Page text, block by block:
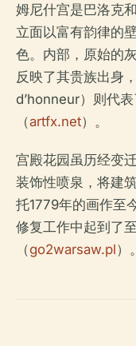
姆尼什宫是巴洛克
立面以富有韵律的
色。内部，原始的
反映了其贵族出身
d’honneur）则代
（artfx.net）。
宫殿花园虽历经变
装饰性喷泉，将建
托1779年的画作至
修复工作中起到了
（go2warsaw.pl）。